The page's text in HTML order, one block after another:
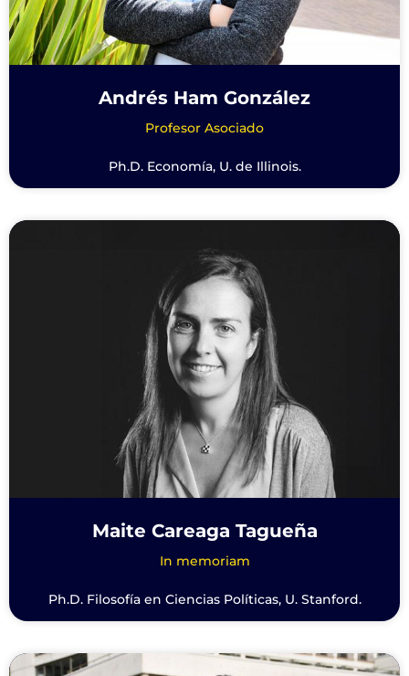
Andrés Ham González
Profesor Asociado
Ph.D. Economía, U. de Illinois.
Maite Careaga Tagueña
In memoriam
Ph.D. Filosofía en Ciencias Políticas, U. Stanford.